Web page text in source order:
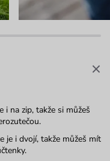
i na zip, takže si můžeš
je i dvojí, takže můžeš mít